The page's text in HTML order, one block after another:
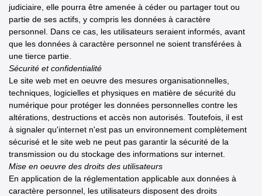
judiciaire, elle pourra être amenée à céder ou partager tout ou
partie de ses actifs, y compris les données à caractère
personnel. Dans ce cas, les utilisateurs seraient informés, avant
que les données à caractère personnel ne soient transférées à
une tierce partie.
Sécurité et confidentialité
Le site web met en oeuvre des mesures organisationnelles,
techniques, logicielles et physiques en matière de sécurité du
numérique pour protéger les données personnelles contre les
altérations, destructions et accès non autorisés. Toutefois, il est
à signaler qu'internet n'est pas un environnement complètement
sécurisé et le site web ne peut pas garantir la sécurité de la
transmission ou du stockage des informations sur internet.
Mise en oeuvre des droits des utilisateurs
En application de la réglementation applicable aux données à
caractère personnel, les utilisateurs disposent des droits